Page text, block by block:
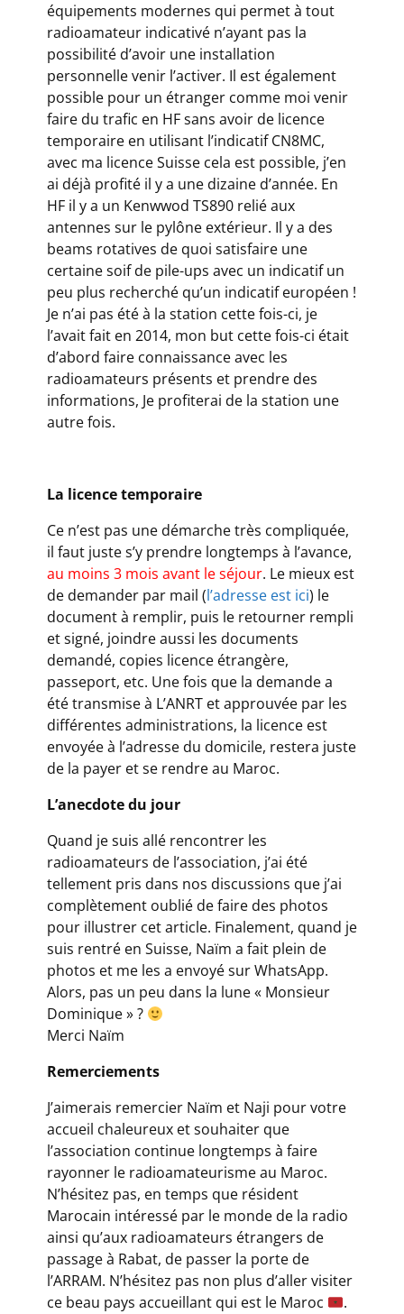
équipements modernes qui permet à tout
radioamateur indicativé n’ayant pas la
possibilité d’avoir une installation
personnelle venir l’activer. Il est également
possible pour un étranger comme moi venir
faire du trafic en HF sans avoir de licence
temporaire en utilisant l’indicatif CN8MC,
avec ma licence Suisse cela est possible, j’en
ai déjà profité il y a une dizaine d’année. En
HF il y a un Kenwwod TS890 relié aux
antennes sur le pylône extérieur. Il y a des
beams rotatives de quoi satisfaire une
certaine soif de pile-ups avec un indicatif un
peu plus recherché qu’un indicatif européen !
Je n’ai pas été à la station cette fois-ci, je
l’avait fait en 2014, mon but cette fois-ci était
d’abord faire connaissance avec les
radioamateurs présents et prendre des
informations, Je profiterai de la station une
autre fois.
La licence temporaire
Ce n’est pas une démarche très compliquée,
il faut juste s’y prendre longtemps à l’avance,
au moins 3 mois avant le séjour. Le mieux est
de demander par mail (l’adresse est ici) le
document à remplir, puis le retourner rempli
et signé, joindre aussi les documents
demandé, copies licence étrangère,
passeport, etc. Une fois que la demande a
été transmise à L’ANRT et approuvée par les
différentes administrations, la licence est
envoyée à l’adresse du domicile, restera juste
de la payer et se rendre au Maroc.
L’anecdote du jour
Quand je suis allé rencontrer les
radioamateurs de l’association, j’ai été
tellement pris dans nos discussions que j’ai
complètement oublié de faire des photos
pour illustrer cet article. Finalement, quand je
suis rentré en Suisse, Naïm a fait plein de
photos et me les a envoyé sur WhatsApp.
Alors, pas un peu dans la lune « Monsieur
Dominique » ?
Merci Naïm
Remerciements
J’aimerais remercier Naïm et Naji pour votre
accueil chaleureux et souhaiter que
l’association continue longtemps à faire
rayonner le radioamateurisme au Maroc.
N’hésitez pas, en temps que résident
Marocain intéressé par le monde de la radio
ainsi qu’aux radioamateurs étrangers de
passage à Rabat, de passer la porte de
l’ARRAM. N’hésitez pas non plus d’aller visiter
ce beau pays accueillant qui est le Maroc
.